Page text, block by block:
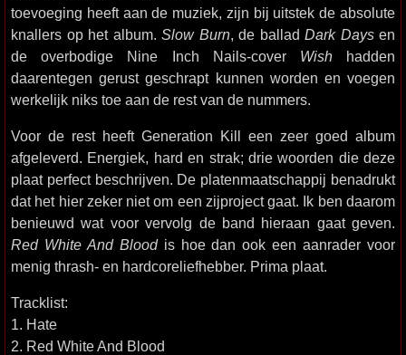
toevoeging heeft aan de muziek, zijn bij uitstek de absolute
knallers op het album. Slow Burn, de ballad Dark Daysen
de overbodige Nine Inch Nails-cover Wishhadden
daarentegen gerust geschrapt kunnen worden en voegen
werkelijk niks toe aan de rest van de nummers.
Voor de rest heeft Generation Kill een zeer goed album
afgeleverd. Energiek, hard en strak; drie woorden die deze
plaat perfect beschrijven. De platenmaatschappij benadrukt
dat het hier zeker niet om een zijproject gaat. Ik ben daarom
benieuwd wat voor vervolg de band hieraan gaat geven.
Red White And Bloodis hoe dan ook een aanrader voor
menig thrash- en hardcoreliefhebber. Prima plaat.
Tracklist:
1. Hate
2. Red White And Blood